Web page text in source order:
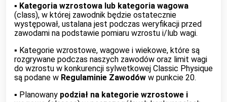
▪︎ Kategoria wzrostowa lub kategoria wagowa
(class), w której zawodnik będzie ostatecznie
występował, ustalana jest podczas weryfikacji przed
zawodami na podstawie pomiaru wzrostu i/lub wagi.
▪︎ Kategorie wzrostowe, wagowe i wiekowe, które są
rozgrywane podczas naszych zawodów oraz limit wagi
do wzrostu w konkurencji sylwetkowej Classic Physique
są podane w Regulaminie Zawodów w punkcie 20.
▪︎ Planowany podział na kategorie wzrostowe i